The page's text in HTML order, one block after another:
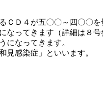
ＣＤ４が五〇〇～四〇〇を
なってきます（詳細は８号
になってきます。
感染症」といいます。